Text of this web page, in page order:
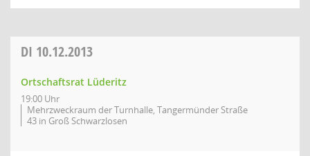
DI 10.12.2013
Ortschaftsrat Lüderitz
19:00 Uhr
Mehrzweckraum der Turnhalle, Tangermünder Straße
43 in Groß Schwarzlosen